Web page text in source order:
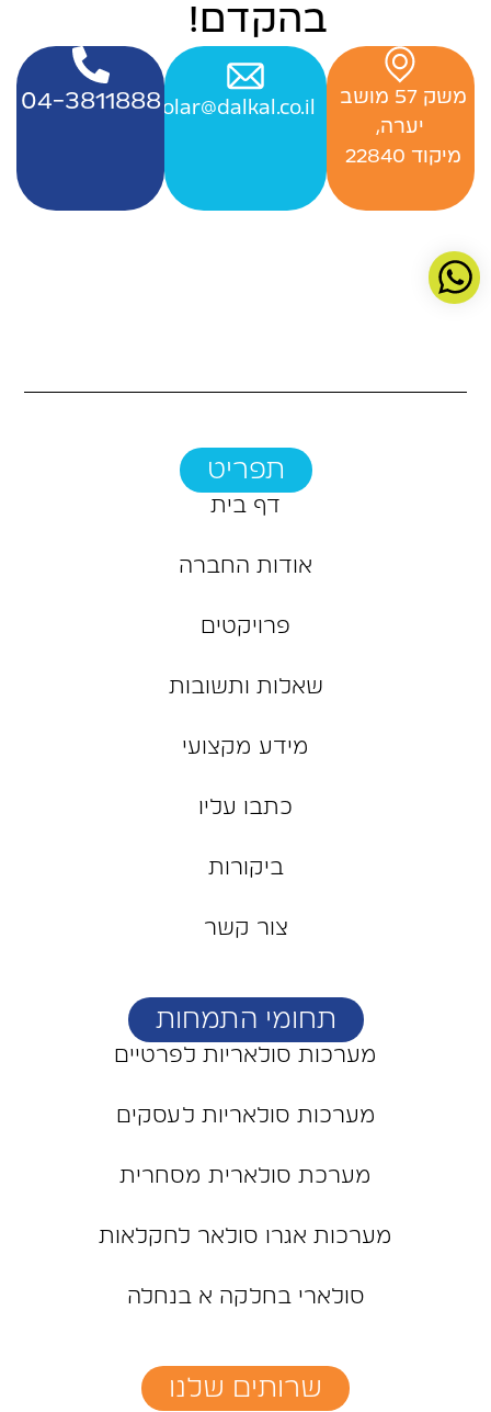
בהקדם!
‬משק‭ ‬57‭ ‬מושב‭ ‬
יערה,
‬מיקוד 22840 ‭
Officesolar@dalkal.co.il
04-3811888
תפריט
דף בית
אודות החברה
פרויקטים
שאלות ותשובות
מידע מקצועי
כתבו עליו
ביקורות
צור קשר
תחומי התמחות
מערכות סולאריות לפרטיים
מערכות סולאריות לעסקים
מערכת סולארית מסחרית
מערכות אגרו סולאר לחקלאות
סולארי בחלקה א בנחלה
שרותים שלנו